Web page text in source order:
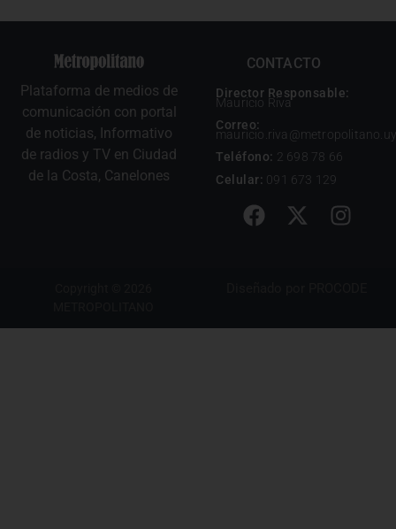
Plataforma de medios de
comunicación con portal
de noticias, Informativo
de radios y TV en Ciudad
de la Costa, Canelones
CONTACTO
Director Responsable:
Mauricio Riva
Correo:
mauricio.riva@metropolitano.uy
Teléfono: 2 698 78 66
Celular: 091 673 129